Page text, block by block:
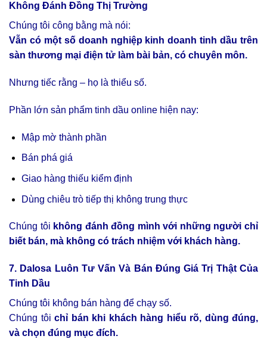
Không Đánh Đồng Thị Trường
Chúng tôi công bằng mà nói:
Vẫn có một số doanh nghiệp kinh doanh tinh dầu trên
sàn thương mại điện tử làm bài bản, có chuyên môn.
Nhưng tiếc rằng – họ là thiểu số.
Phần lớn sản phẩm tinh dầu online hiện nay:
Mập mờ thành phần
Bán phá giá
Giao hàng thiếu kiểm định
Dùng chiêu trò tiếp thị không trung thực
Chúng tôi không đánh đồng mình với những người chỉ
biết bán, mà không có trách nhiệm với khách hàng.
7. Dalosa Luôn Tư Vấn Và Bán Đúng Giá Trị Thật Của
Tinh Dầu
Chúng tôi không bán hàng để chạy số.
Chúng tôi chỉ bán khi khách hàng hiểu rõ, dùng đúng,
và chọn đúng mục đích.